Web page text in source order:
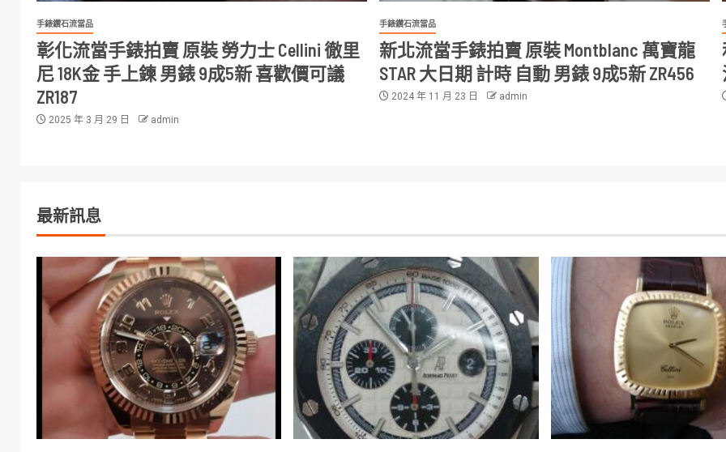
手錶鑽石流當品
彰化流當手錶拍賣 原裝 勞力士 Cellini 徹里
尼 18K金 手上鍊 男錶 9成5新 喜歡價可議
ZR187
2025 年 3 月 29 日 admin
手錶鑽石流當品
新北流當手錶拍賣 原裝 Montblanc 萬寶龍
STAR 大日期 計時 自動 男錶 9成5新 ZR456
2024 年 11 月 23 日 admin
最新訊息